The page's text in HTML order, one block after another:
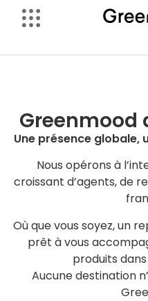
Greenmood
Une présence
Nous opérons à
croissant d’agents, de
Où que vous soyez, un
prêt à vous
produits
Aucune destination